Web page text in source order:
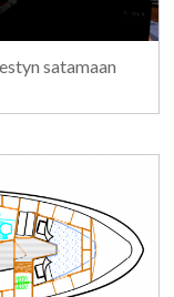
satamaan